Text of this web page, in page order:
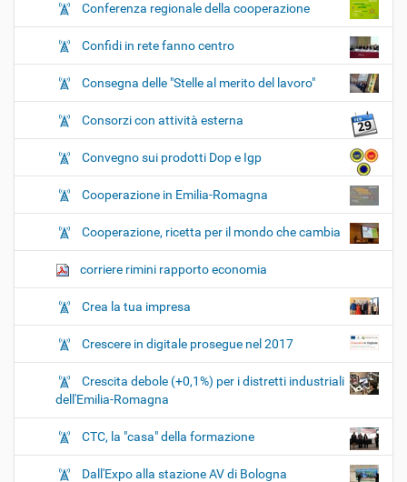
Conferenza regionale della cooperazione
Confidi in rete fanno centro
Consegna delle "Stelle al merito del lavoro"
Consorzi con attività esterna
Convegno sui prodotti Dop e Igp
Cooperazione in Emilia-Romagna
Cooperazione, ricetta per il mondo che cambia
corriere rimini rapporto economia
Crea la tua impresa
Crescere in digitale prosegue nel 2017
Crescita debole (+0,1%) per i distretti industriali
dell'Emilia-Romagna
CTC, la "casa" della formazione
Dall'Expo alla stazione AV di Bologna